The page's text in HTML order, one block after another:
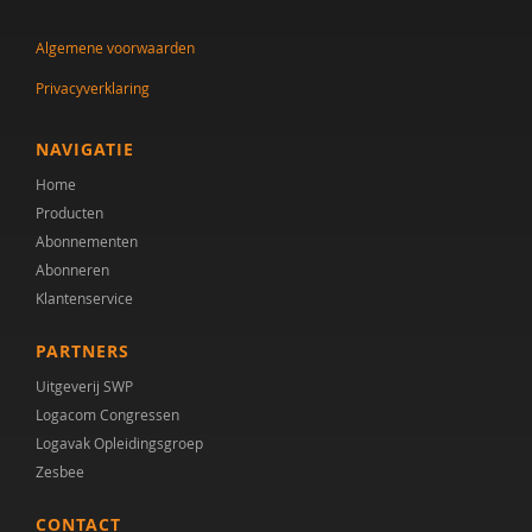
Leni Van Goidsenhoven
Gert-Jan Vanaken
Elisabeth W.M. Verhoeven
Kirsten Visser
Heleen Wesselius
Algemene voorwaarden
Privacyverklaring
NAVIGATIE
Home
Producten
Abonnementen
Abonneren
Klantenservice
PARTNERS
Uitgeverij SWP
Logacom Congressen
Logavak Opleidingsgroep
Zesbee
CONTACT